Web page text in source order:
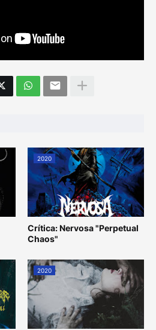
2020
Crítica: Nervosa "Perpetual
Chaos"
2020